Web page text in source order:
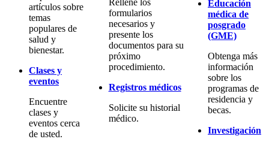
artículos sobre
temas
populares de
salud y
bienestar.
Clases y
eventos
Encuentre
clases y
eventos cerca
de usted.
Rellene los
formularios
necesarios y
presente los
documentos para su
próximo
procedimiento.
Registros médicos
Solicite su historial
médico.
Educación
médica de
posgrado
(GME)
Obtenga más
información
sobre los
programas de
residencia y
becas.
Investigación